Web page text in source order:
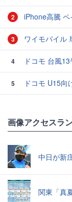
2 iPhone高騰
3 ワイモバイル
4 ドコモ 台風
5
ドコモ U15向
画像アクセスラ
中日が新
関東「真